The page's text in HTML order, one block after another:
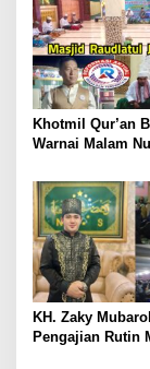
Khotmil Qur’an
Warnai Malam
Jannah Besuk
KH. Zaky
Pengajian Rutin